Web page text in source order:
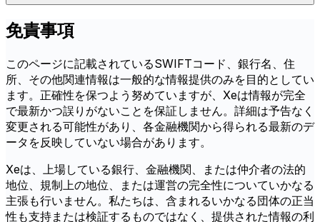
免責事項
このページに記載されているSWIFTコード、銀行名、住
所、その他関連情報は一般的な情報提供のみを目的としてい
ます。正確性を保つよう努めていますが、Xeは情報が完全
で最新かつ誤りがないことを保証しません。詳細は予告なく
変更される可能性があり、各金融機関から得られる最新のデ
ータを反映していない場合があります。
Xeは、上場している銀行、金融機関、または仲介者の法的
地位、規制上の地位、または運営の完全性についていかなる
主張も行いません。私たちは、含まれるいかなる団体の正当
性も支持または検証するものではなく、提供された情報の利